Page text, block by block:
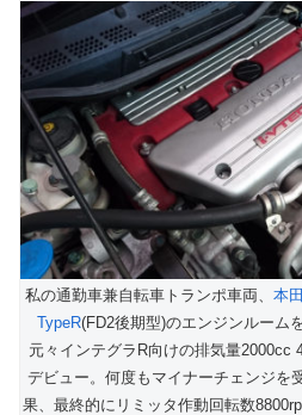
私の通勤車兼自転車トランポ車両、 本
TypeR(FD2後期型)のエンジンルーム
元々インテグラR向けの排気量2000cc
デビュー。何度もマイナーチェンジを
果、最終的にリミッタ作動回転数